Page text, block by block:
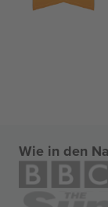
Wie in den